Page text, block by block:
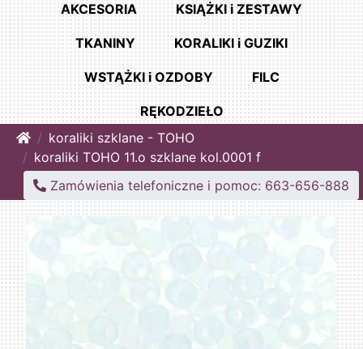
AKCESORIA KSIĄŻKI i ZESTAWY
TKANINY KORALIKI i GUZIKI
WSTĄŻKI i OZDOBY FILC
RĘKODZIEŁO
Homekoraliki szklane - TOHO
koraliki TOHO 11.o szklane kol.0001 f
Zamówienia telefoniczne i pomoc: 663-656-888